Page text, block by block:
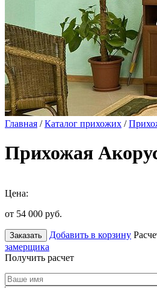
Главная /Каталог прихожих /
Прихожая
Цена:
от 54 000 руб.
Заказать Добавить в корзину
замерщика
Получить расчет